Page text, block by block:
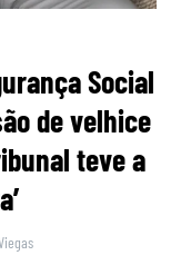
Social
de velhice
teve a